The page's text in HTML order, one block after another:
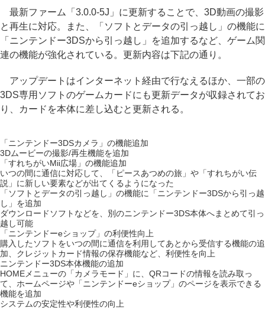
最新ファーム「3.0.0-5J」に更新することで、3D動画の撮影
と再生に対応。また、「ソフトとデータの引っ越し」の機能に
「ニンテンドー3DSから引っ越し」を追加するなど、ゲーム関
連の機能が強化されている。更新内容は下記の通り。
アップデートはインターネット経由で行なえるほか、一部の
3DS専用ソフトのゲームカードにも更新データが収録されてお
り、カードを本体に差し込むと更新される。
「ニンテンドー3DSカメラ」の機能追加
3Dムービーの撮影/再生機能を追加
「すれちがいMii広場」の機能追加
いつの間に通信に対応して、「ピースあつめの旅」や「すれちがい伝
説」に新しい要素などが出てくるようになった
「ソフトとデータの引っ越し」の機能に「ニンテンドー3DSから引っ越
し」を追加
ダウンロードソフトなどを、別のニンテンドー3DS本体へまとめて引っ
越し可能
「ニンテンドーeショップ」の利便性向上
購入したソフトをいつの間に通信を利用してあとから受信する機能の追
加、クレジットカード情報の保存機能など、利便性を向上
ニンテンドー3DS本体機能の追加
HOMEメニューの「カメラモード」に、QRコードの情報を読み取っ
て、ホームページや「ニンテンドーeショップ」のページを表示できる
機能を追加
システムの安定性や利便性の向上